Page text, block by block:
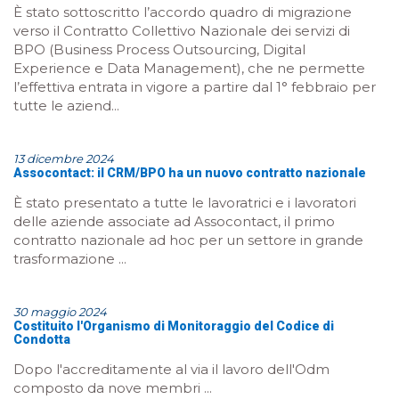
È stato sottoscritto l’accordo quadro di migrazione
verso il Contratto Collettivo Nazionale dei servizi di
BPO (Business Process Outsourcing, Digital
Experience e Data Management), che ne permette
l’effettiva entrata in vigore a partire dal 1° febbraio per
tutte le aziend...
13 dicembre 2024
Assocontact: il CRM/BPO ha un nuovo contratto nazionale
È stato presentato a tutte le lavoratrici e i lavoratori
delle aziende associate ad Assocontact, il primo
contratto nazionale ad hoc per un settore in grande
trasformazione ...
30 maggio 2024
Costituito l'Organismo di Monitoraggio del Codice di
Condotta
Dopo l'accreditamente al via il lavoro dell'Odm
composto da nove membri ...